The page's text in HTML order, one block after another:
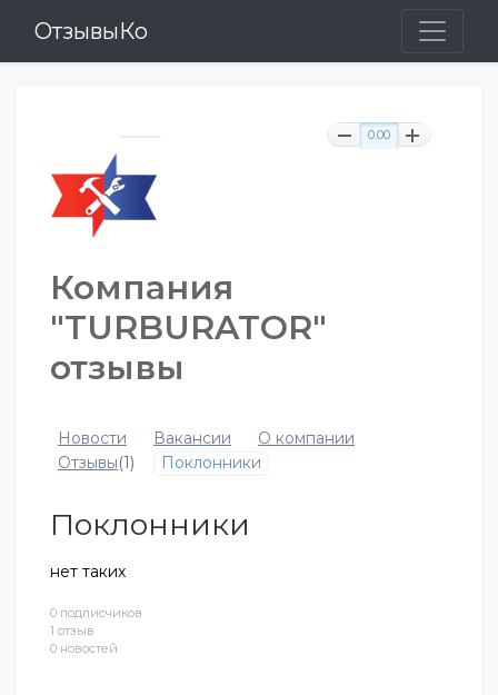
ОтзывыКо
0 подписчиков
1 отзыв
0 новостей
0.00
Компания
"TURBURATOR"
отзывы
Новости Вакансии
О компании
Отзывы(1) Поклонники
Поклонники
нет таких